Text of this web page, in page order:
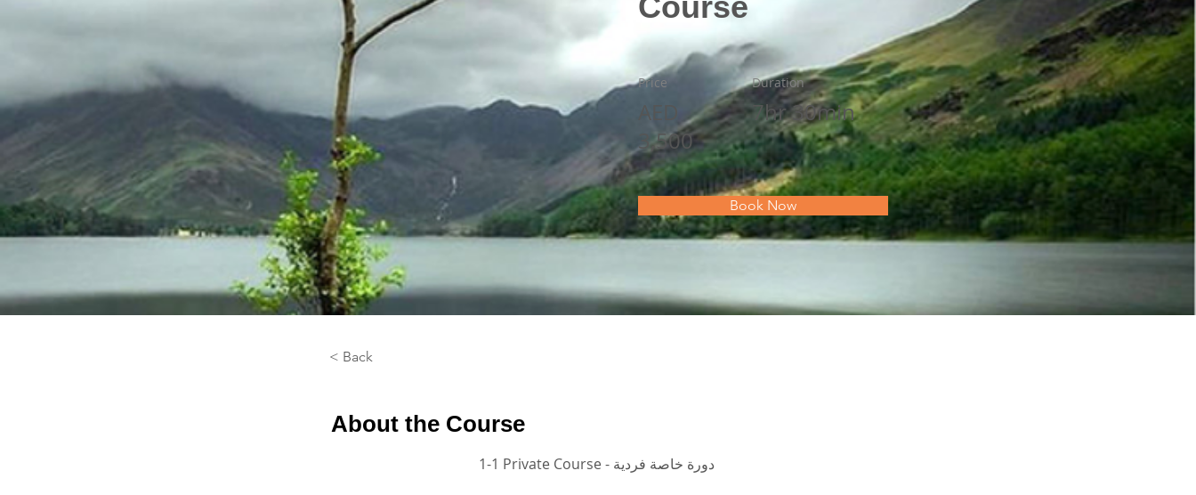
Price
AED
3,500
Duration
7hr 30min
Book Now
< Back
About the Course
1-1 Private Course - دورة خاصة فردية